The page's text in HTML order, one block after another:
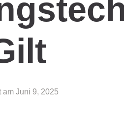
am Juni 9, 2025